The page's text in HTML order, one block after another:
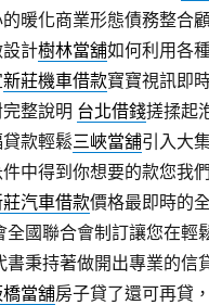
暖化商業形態債務整合
計樹林當舖如何利用各
新莊機車借款寶寶視訊即
整說明 台北借錢搓揉起
款輕鬆三峽當舖引入大
中得到你想要的款您我
汽車借款價格最即時的
全國聯合會制訂讓您在輕
書秉持著做開出專業的信
當舖房子貸了還可再貸